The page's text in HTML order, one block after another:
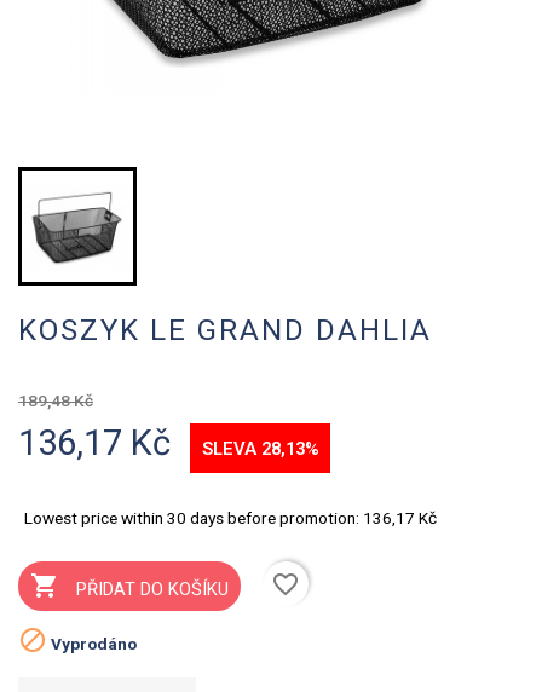
KOSZYK LE GRAND DAHLIA
189,48 Kč
136,17 Kč SLEVA 28,13%
Lowest price within 30 days before promotion: 136,17 Kč
 PŘIDAT DO KOŠÍKU
favorite_border
 Vyprodáno